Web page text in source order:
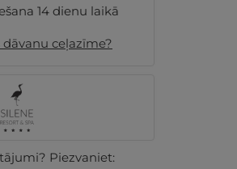
14 dienu laikā
dāvanu ceļazīme?
Piezvaniet: